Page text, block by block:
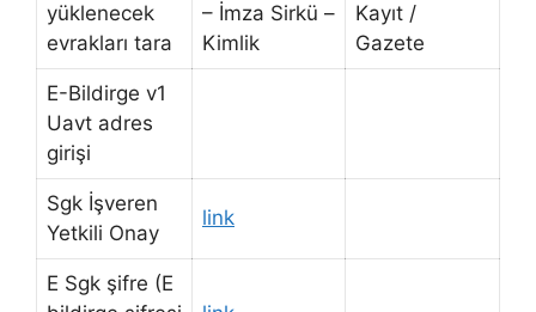
yüklenecek
evrakları tara
– İmza Sirkü –
Kimlik
Kayıt /
Gazete
E-Bildirge v1
Uavt adres
girişi
Sgk İşveren
Yetkili Onay
link
E Sgk şifre (E